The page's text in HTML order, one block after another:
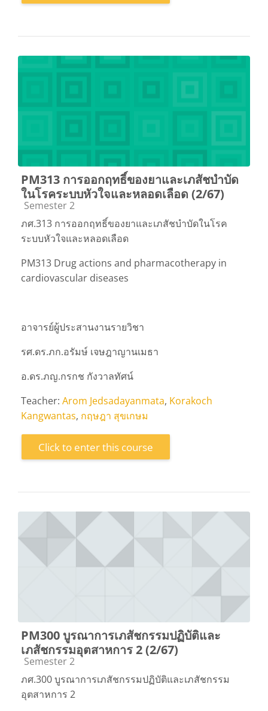
PM313 การออกฤทธิ์ของยาและเภสัชบำบัด
ในโรคระบบหัวใจและหลอดเลือด (2/67)
Course category
Semester 2
ภศ.313 การออกฤทธิ์ของยาและเภสัชบำบัดในโรค
ระบบหัวใจและหลอดเลือด
PM313 Drug actions and pharmacotherapy in
cardiovascular diseases
อาจารย์ผู้ประสานงานรายวิชา
รศ.ดร.ภก.อรัมษ์ เจษฎาญานเมธา
อ.ดร.ภญ.กรกช กังวาลทัศน์
Teacher: Arom Jedsadayanmata, Korakoch
Kangwantas, กฤษฎา สุขเกษม
Click to enter this course
PM300 บูรณาการเภสัชกรรมปฏิบัติและ
เภสัชกรรมอุตสาหการ 2 (2/67)
Course category
Semester 2
ภศ.300 บูรณาการเภสัชกรรมปฏิบัติและเภสัชกรรม
อุตสาหการ 2